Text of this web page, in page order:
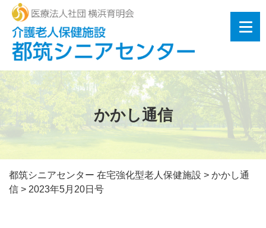
かかし通信
都筑シニアセンター 在宅強化型老人保健施設 > かかし通
信 > 2023年5月20日号